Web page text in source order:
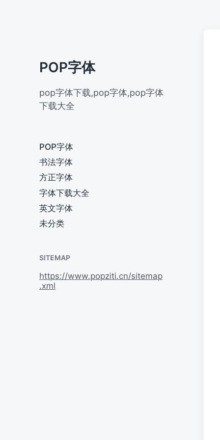
POP字体
pop字体下载,pop字体,pop字体
下载大全
POP字体
书法字体
方正字体
字体下载大全
英文字体
未分类
SITEMAP
https://www.popziti.cn/sitemap
.xml